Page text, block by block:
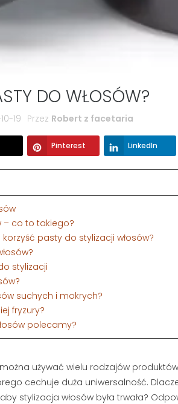
DO WŁOSÓW?
19 Przez Robert z facetaria
Pinterest LinkedIn
– co to takiego?
pasty do stylizacji włosów?
stylizacji
suchych i mokrych?
fryzury?
polecamy?
używać wielu rodzajów
cechuje duża uniwersalność.
stylizacja włosów była trwała?